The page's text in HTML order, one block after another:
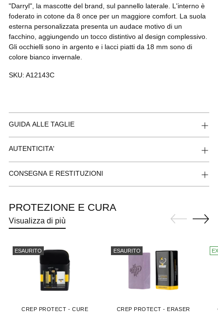
"Darryl", la mascotte del brand, sul pannello laterale. L'interno è
foderato in cotone da 8 once per un maggiore comfort. La suola
esterna personalizzata presenta un audace motivo di un
facchino, aggiungendo un tocco distintivo al design complessivo.
Gli occhielli sono in argento e i lacci piatti da 18 mm sono di
colore bianco invernale.
SKU: A12143C
GUIDA ALLE TAGLIE
AUTENTICITA'
CONSEGNA E RESTITUZIONI
PROTEZIONE E CURA
Visualizza di più
ESAURITO
CREP PROTECT - CURE
ESAURITO
CREP PROTECT - ERASER